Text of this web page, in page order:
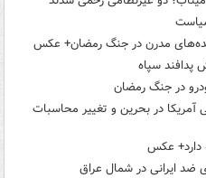
مدرن در جنگ رمضان+ عکس
پدافند سپاه
در جنگ رمضان
آمریکا در بحرین و تغییر محاسبات
دارد+ عکس
ضد ایرانی در شمال عراق